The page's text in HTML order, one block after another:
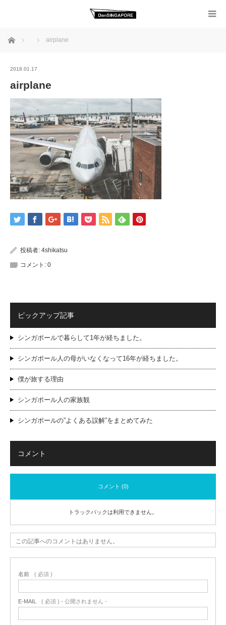
ホーム airplane
2018.01.17
airplane
投稿者: 4shikatsu
コメント: 0
ピックアップ記事
シンガポールで暮らして1年が経ちました。
シンガポール人の母がいなくなって16年が経ちました。
僕が旅する理由
シンガポール人の家族観
シンガポールの”よくある誤解”をまとめてみた
コメント
コメント (0)
トラックバックは利用できません。
この記事へのコメントはありません。
名前 ( 必須 )
E-MAIL ( 必須 ) - 公開されません -